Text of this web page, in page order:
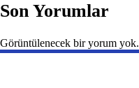
Son Yorumlar
Görüntülenecek bir yorum yok.